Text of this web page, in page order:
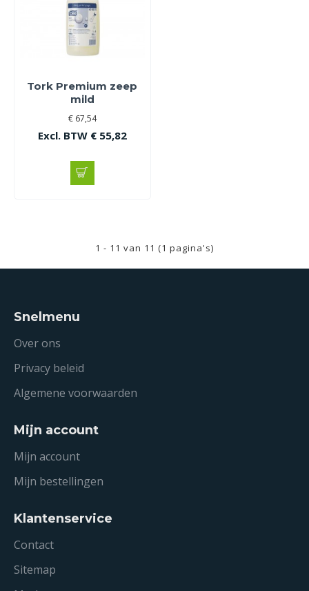
Tork Premium zeep
mild
€ 67,54
Excl. BTW € 55,82
1 - 11 van 11 (1 pagina's)
Snelmenu
Over ons
Privacy beleid
Algemene voorwaarden
Mijn account
Mijn account
Mijn bestellingen
Klantenservice
Contact
Sitemap